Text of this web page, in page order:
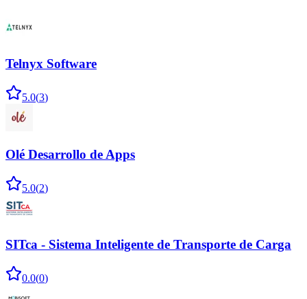
Telnyx Software
5.0(3)
Olé Desarrollo de Apps
5.0(2)
SITca - Sistema Inteligente de Transporte de Carga
0.0(0)